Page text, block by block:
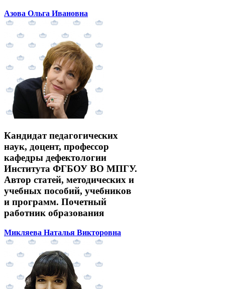
Азова Ольга Ивановна
Кандидат педагогических
наук, доцент, профессор
кафедры дефектологии
Института ФГБОУ ВО МПГУ.
Автор статей, методических и
учебных пособий, учебников
и программ. Почетный
работник образования
Микляева Наталья Викторовна